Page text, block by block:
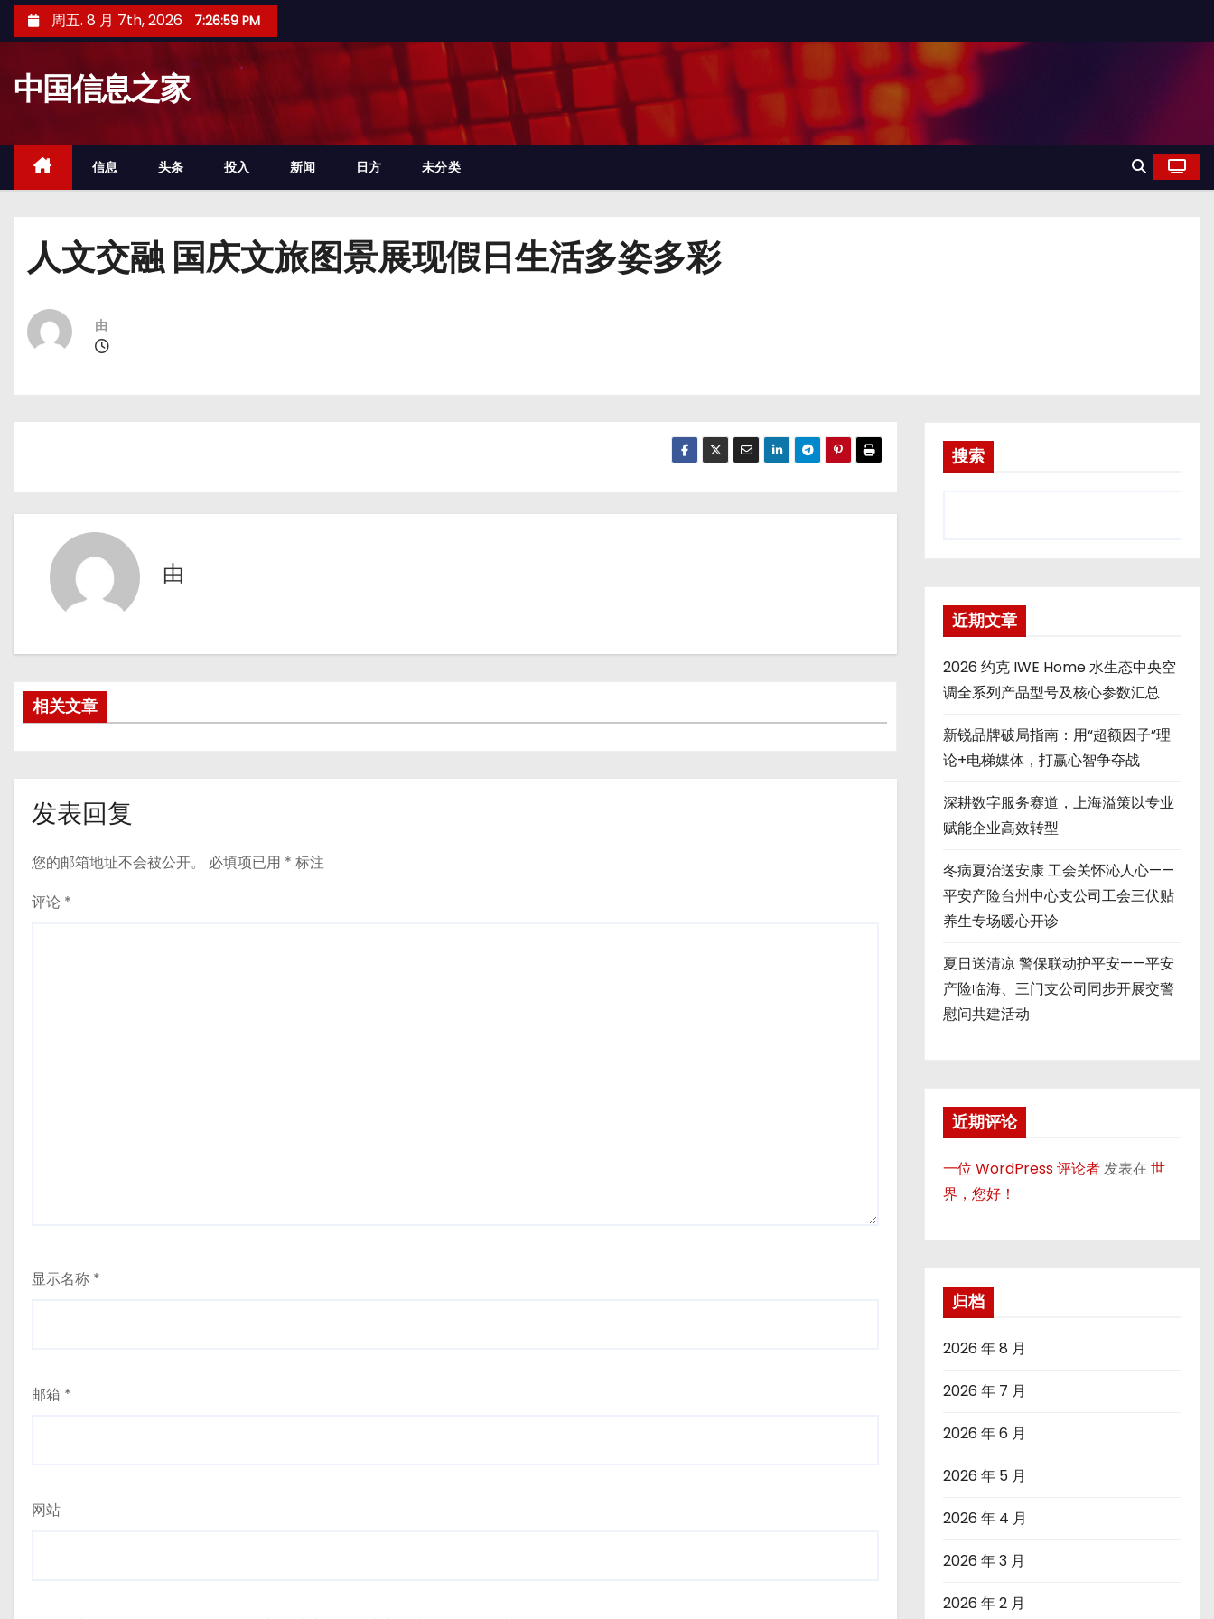
至
周五. 8 月 7th, 2026 7:26:59 PM
中国信息之家
信息 头条 投入 新闻 日方 未分类
人文交融 国庆文旅图景展现假日生活多姿多彩
由
由
相关文章
发表回复
您的邮箱地址不会被公开。 必填项已用 * 标注
评论 *
显示名称 *
邮箱 *
网站
搜索
近期文章
2026 约克 IWE Home 水生态中央空
调全系列产品型号及核心参数汇总
新锐品牌破局指南：用“超额因子”理
论+电梯媒体，打赢心智争夺战
深耕数字服务赛道，上海溢策以专业
赋能企业高效转型
冬病夏治送安康 工会关怀沁人心——
平安产险台州中心支公司工会三伏贴
养生专场暖心开诊
夏日送清凉 警保联动护平安——平安
产险临海、三门支公司同步开展交警
慰问共建活动
近期评论
一位 WordPress 评论者发表在世
界，您好！
归档
2026 年 8 月
2026 年 7 月
2026 年 6 月
2026 年 5 月
2026 年 4 月
2026 年 3 月
2026 年 2 月